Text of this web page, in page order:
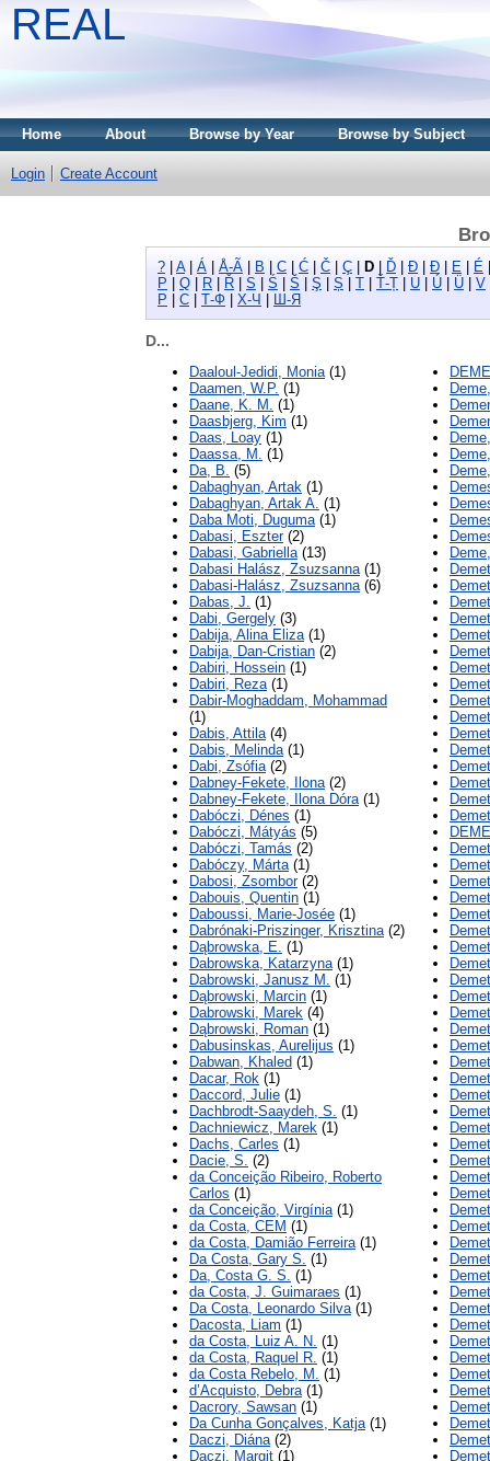
REAL
Home About Browse by Year Browse by Subject
Login Create Account
? A| Á Å-Ã B C Ć Č Ç D Ď Đ Ð E É
P
Q R Ř S Ś Š Ş Ș T Ť-Ț U Ú Ü V
Р
С Т-Ф Х-Ч Ш-Я
D...
Daaloul-Jedidi, Monia(1)
Daamen, W.P. (1)
Daane, K. M. (1)
Daasbjerg, Kim (1)
Daas, Loay (1)
Daassa, M. (1)
Da, B. (5)
Dabaghyan, Artak (1)
Dabaghyan, Artak A. (1)
Daba Moti, Duguma(1)
Dabasi, Eszter(2)
Dabasi, Gabriella(13)
Dabasi Halász, Zsuzsanna(1)
Dabasi-Halász, Zsuzsanna(6)
Dabas, J. (1)
Dabi, Gergely (3)
Dabija, Alina Eliza(1)
Dabija, Dan-Cristian (2)
Dabiri, Hossein (1)
Dabiri, Reza(1)
Dabir-Moghaddam, Mohammad
(1)
Dabis, Attila(4)
Dabis, Melinda(1)
Dabi, Zsófia(2)
Dabney-Fekete, Ilona(2)
Dabney-Fekete, Ilona Dóra(1)
Dabóczi, Dénes (1)
Dabóczi, Mátyás (5)
Dabóczi, Tamás (2)
Dabóczy, Márta(1)
Dabosi, Zsombor(2)
Dabouis, Quentin (1)
Daboussi, Marie-Josée (1)
Dabrónaki-Priszinger, Krisztina(2)
Dąbrowska, E. (1)
Dabrowska, Katarzyna(1)
Dabrowski, Janusz M. (1)
Dąbrowski, Marcin (1)
Dabrowski, Marek (4)
Dąbrowski, Roman (1)
Dabusinskas, Aurelijus (1)
Dabwan, Khaled (1)
Dacar, Rok (1)
Daccord, Julie (1)
Dachbrodt-Saaydeh, S. (1)
Dachniewicz, Marek (1)
Dachs, Carles (1)
Dacie, S. (2)
da Conceição Ribeiro, Roberto
Carlos (1)
da Conceição, Virgínia(1)
da Costa, CEM (1)
da Costa, Damião Ferreira(1)
Da Costa, Gary S. (1)
Da, Costa G. S. (1)
da Costa, J. Guimaraes (1)
Da Costa, Leonardo Silva(1)
Dacosta, Liam (1)
da Costa, Luiz A. N. (1)
da Costa, Raquel R. (1)
da Costa Rebelo, M. (1)
d’Acquisto, Debra(1)
Dacrory, Sawsan (1)
Da Cunha Gonçalves, Katja(1)
Daczi, Diána(2)
Daczi, Margit (1)